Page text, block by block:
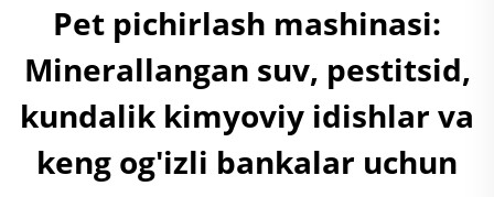
Pet pichirlash mashinasi:
Minerallangan suv, pestitsid,
kundalik kimyoviy idishlar va
keng og'izli bankalar uchun